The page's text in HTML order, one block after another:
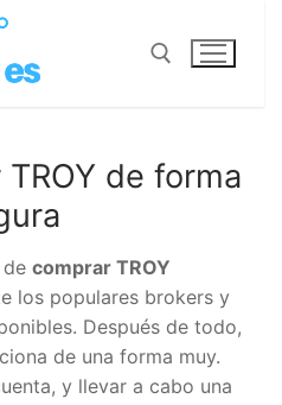
de forma
comprar TROY
los populares brokers y
Después de todo,
de una forma muy.
y llevar a cabo una